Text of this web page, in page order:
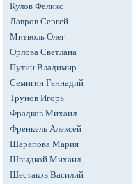
Кулов Феликс
Лавров Сергей
Митволь Олег
Орлова Светлана
Путин Владимир
Семигин Геннадий
Трунов Игорь
Фрадков Михаил
Френкель Алексей
Шарапова Мария
Швыдкой Михаил
Шестаков Василий